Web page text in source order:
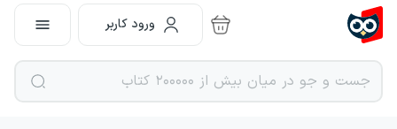
ورود کاربر